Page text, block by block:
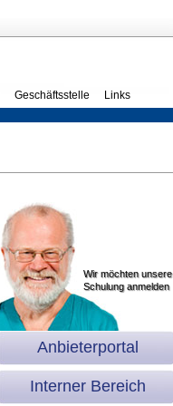
Geschäftsstelle Links
Wir möchten unsere
Schulung anmelden
Anbieterportal
Interner Bereich